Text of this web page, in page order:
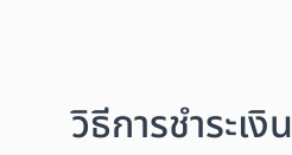
วิธีการชำระเงิน